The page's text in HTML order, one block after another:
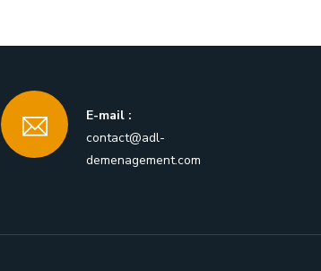
E-mail :
contact@adl-
demenagement.com